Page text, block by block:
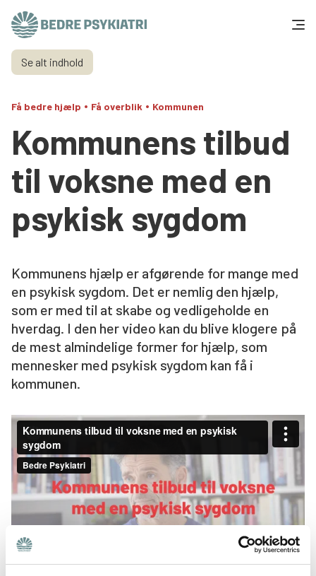
Skip to content
Få hjælp
Tal og fakta
Om os
Vær med
Presse og politik
Støt os
Søg
Se alt indhold
Få bedre hjælp • Få overblik • Kommunen
Kommunens tilbud
til voksne med en
psykisk sygdom
Kommunens hjælp er afgørende for mange med
en psykisk sygdom. Det er nemlig den hjælp,
som er med til at skabe og vedligeholde en
hverdag. I den her video kan du blive klogere på
de mest almindelige former for hjælp, som
mennesker med psykisk sygdom kan få i
kommunen.